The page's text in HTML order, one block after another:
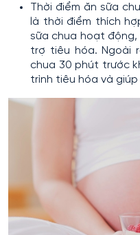
Thời điểm ăn sữa
là thời điểm thích
sữa chua hoạt
trợ tiêu hóa. Ngoài
chua 30 phút trước
trình tiêu hóa và